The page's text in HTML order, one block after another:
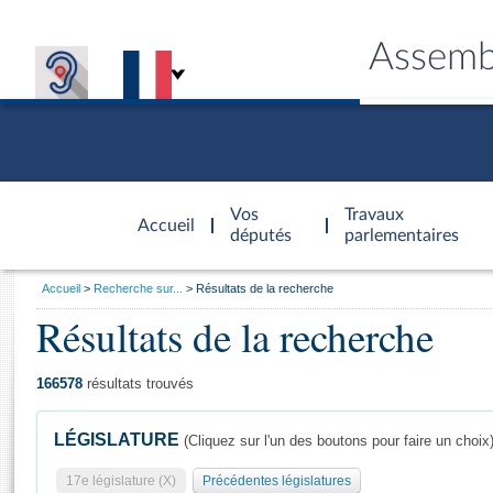
Accueil
d'accueil
Vos
députés
Travaux
parlementaires
Général
Vous
Accueil Recherche sur... Résultats de la recherche
Résultats de la recherche
166578 résultats trouvés
LÉGISLATURE (Cliquez sur l'un des boutons pour faire un choix)
17e législature (X) Précédentes législatures